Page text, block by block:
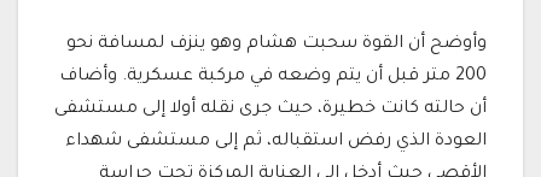
وأوضح أن القوة سحبت هشام وهو ينزف لمسافة نحو
200 متر قبل أن يتم وضعه في مركبة عسكرية. وأضاف
أن حالته كانت خطيرة، حيث جرى نقله أولا إلى مستشفى
العودة الذي رفض استقباله، ثم إلى مستشفى شهداء